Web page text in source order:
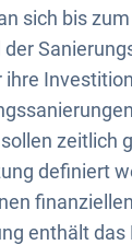
sich bis
der
ihre
zeitlich
definiert
enthält